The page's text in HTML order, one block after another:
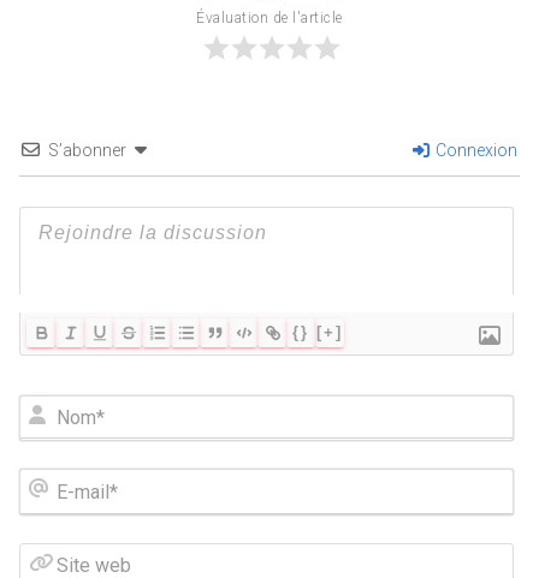
Évaluation de l'article
S’abonner Connexion
{} [+]
m
m